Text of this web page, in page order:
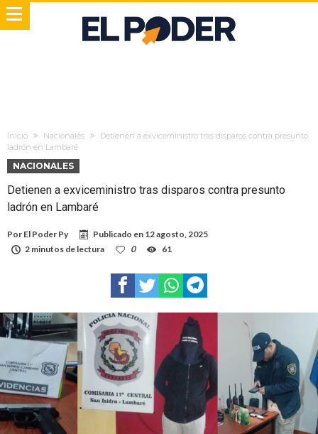
Inicio Nacionales
Detienen a exviceministro tras disparos contra presunto
ladrón en Lambaré
NACIONALES
Detienen a exviceministro tras disparos contra presunto
ladrón en Lambaré
Por El Poder Py Publicado en 12 agosto, 2025
2 minutos de lectura
0 61